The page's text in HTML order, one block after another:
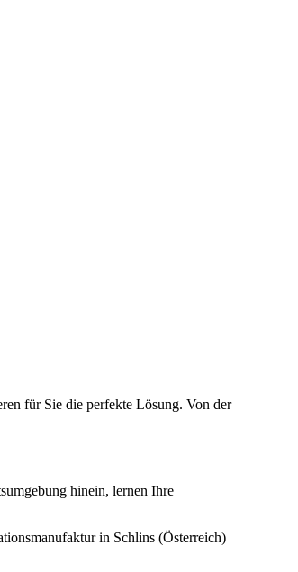
für Sie die perfekte Lösung. Von der
hinein, lernen Ihre
in Schlins (Österreich)